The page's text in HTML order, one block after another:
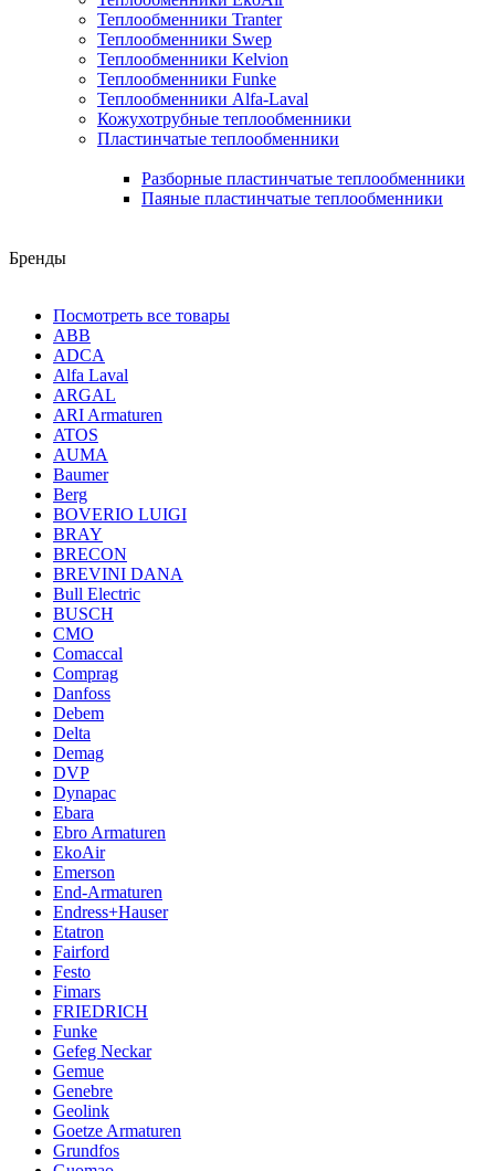
Теплообменники Tranter
Теплообменники Swep
Теплообменники Kelvion
Теплообменники Funke
Теплообменники Alfa-Laval
Кожухотрубные теплообменники
Пластинчатые теплообменники
Разборные пластинчатые теплообменники
Паяные пластинчатые теплообменники
Бренды
Посмотреть все товары
ABB
ADCA
Alfa Laval
ARGAL
ARI Armaturen
ATOS
AUMA
Baumer
Berg
BOVERIO LUIGI
BRAY
BRECON
BREVINI DANA
Bull Electric
BUSCH
CMO
Comaccal
Comprag
Danfoss
Debem
Delta
Demag
DVP
Dynapac
Ebara
Ebro Armaturen
EkoAir
Emerson
End-Armaturen
Endress+Hauser
Etatron
Fairford
Festo
Fimars
FRIEDRICH
Funke
Gefeg Neckar
Gemue
Genebre
Geolink
Goetze Armaturen
Grundfos